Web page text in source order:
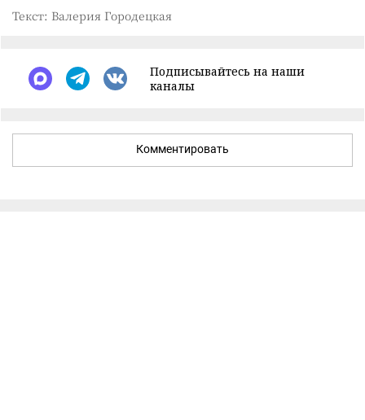
Текст: Валерия Городецкая
Подписывайтесь на наши
каналы
Комментировать